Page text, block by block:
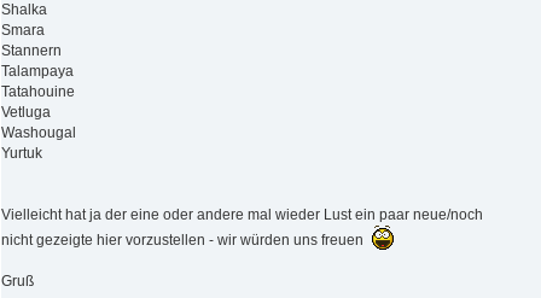
Shalka
Smara
Stannern
Talampaya
Tatahouine
Vetluga
Washougal
Yurtuk
Vielleicht hat ja der eine oder andere mal wieder Lust ein paar neue/noch
nicht gezeigte hier vorzustellen - wir würden uns freuen
Gruß